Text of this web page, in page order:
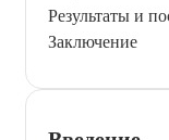
Результаты и
Заключение